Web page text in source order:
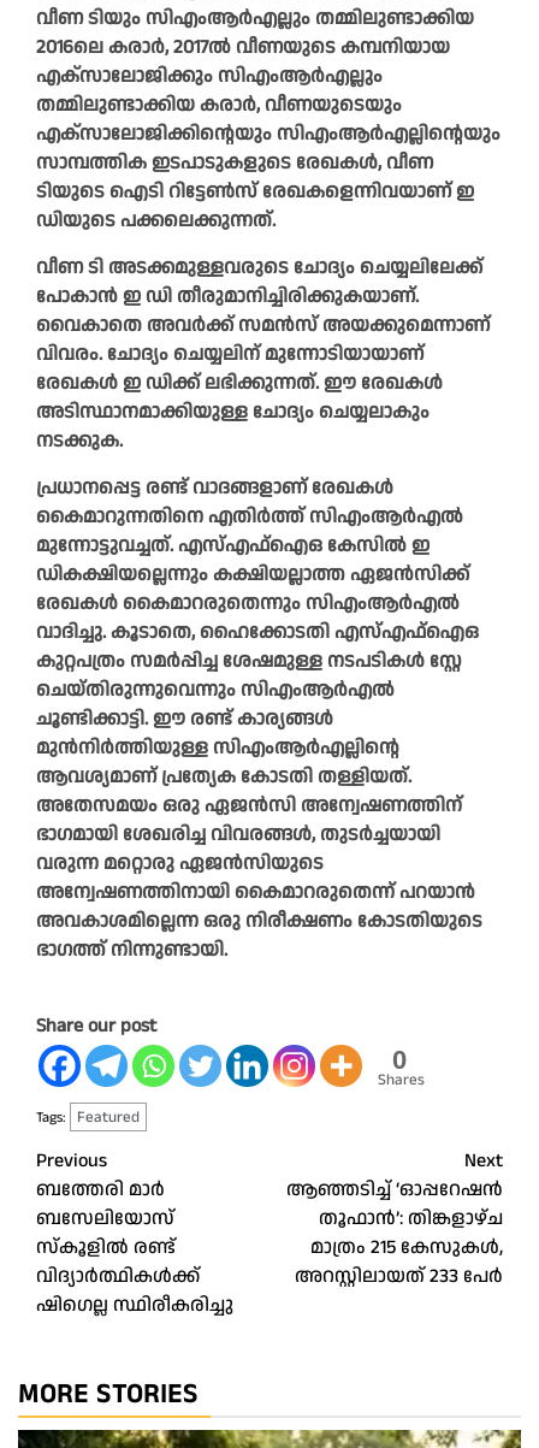
വീണ ടിയും സിഎംആര്‍എല്ലും തമ്മിലുണ്ടാക്കിയ
2016ലെ കരാര്‍, 2017ല്‍ വീണയുടെ കമ്പനിയായ
എക്‌സാലോജിക്കും സിഎംആര്‍എല്ലും
തമ്മിലുണ്ടാക്കിയ കരാര്‍, വീണയുടെയും
എക്‌സാലോജിക്കിന്റെയും സിഎംആര്‍എല്ലിന്റെയും
സാമ്പത്തിക ഇടപാടുകളുടെ രേഖകള്‍, വീണ
ടിയുടെ ഐടി റിട്ടേണ്‍സ് രേഖകളെന്നിവയാണ് ഇ
ഡിയുടെ പക്കലെക്കുന്നത്.
വീണ ടി അടക്കമുള്ളവരുടെ ചോദ്യം ചെയ്യലിലേക്ക്
പോകാന്‍ ഇ ഡി തീരുമാനിച്ചിരിക്കുകയാണ്.
വൈകാതെ അവര്‍ക്ക് സമന്‍സ് അയക്കുമെന്നാണ്
വിവരം. ചോദ്യം ചെയ്യലിന് മുന്നോടിയായാണ്
രേഖകള്‍ ഇ ഡിക്ക് ലഭിക്കുന്നത്. ഈ രേഖകള്‍
അടിസ്ഥാനമാക്കിയുള്ള ചോദ്യം ചെയ്യലാകും
നടക്കുക.
പ്രധാനപ്പെട്ട രണ്ട് വാദങ്ങളാണ് രേഖകള്‍
കൈമാറുന്നതിനെ എതിര്‍ത്ത് സിഎംആര്‍എല്‍
മുന്നോട്ടുവച്ചത്. എസ്എഫ്‌ഐഒ കേസില്‍ ഇ
ഡികക്ഷിയല്ലെന്നും കക്ഷിയല്ലാത്ത ഏജന്‍സിക്ക്
രേഖകള്‍ കൈമാറരുതെന്നും സിഎംആർഎല്‍
വാദിച്ചു. കൂടാതെ, ഹൈക്കോടതി എസ്എഫ്‌ഐഒ
കുറ്റപത്രം സമര്‍പ്പിച്ച ശേഷമുള്ള നടപടികള്‍ സ്റ്റേ
ചെയ്തിരുന്നുവെന്നും സിഎംആർഎല്‍
ചൂണ്ടിക്കാട്ടി. ഈ രണ്ട് കാര്യങ്ങള്‍
മുന്‍നിര്‍ത്തിയുള്ള സിഎംആര്‍എല്ലിന്റെ
ആവശ്യമാണ് പ്രത്യേക കോടതി തള്ളിയത്.
അതേസമയം ഒരു ഏജന്‍സി അന്വേഷണത്തിന്
ഭാഗമായി ശേഖരിച്ച വിവരങ്ങള്‍, തുടര്‍ച്ചയായി
വരുന്ന മറ്റൊരു ഏജന്‍സിയുടെ
അന്വേഷണത്തിനായി കൈമാറരുതെന്ന് പറയാന്‍
അവകാശമില്ലെന്ന ഒരു നിരീക്ഷണം കോടതിയുടെ
ഭാഗത്ത് നിന്നുണ്ടായി.
Share our post
0
Shares
Tags: Featured
Post
navigation
Previous
ബത്തേരി മാര്‍
ബസേലിയോസ്
സ്‌കൂളില്‍ രണ്ട്
വിദ്യാര്‍ത്ഥികള്‍ക്ക്
ഷിഗെല്ല സ്ഥിരീകരിച്ചു
Next
ആഞ്ഞടിച്ച് ‘ഓപ്പറേഷൻ
തൂഫാൻ’: തിങ്കളാഴ്ച
മാത്രം 215 കേസുകൾ,
അറസ്റ്റിലായത് 233 പേർ
MORE STORIES